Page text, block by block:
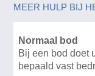
MEER HULP BIJ
Normaal bod
Bij een bod doet
bepaald vast